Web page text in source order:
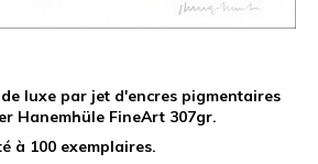
luxe par jet d'encres pigmentaires
Hanemhüle FineArt 307gr.
à 100 exemplaires.